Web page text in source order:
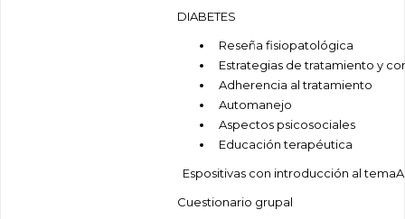
DIABETES
Reseña fisiopatológica
Estrategias de tratamiento y
Adherencia al tratamiento
Automanejo
Aspectos psicosociales
Educación terapéutica
Espositivas con introducción al
Cuestionario grupal